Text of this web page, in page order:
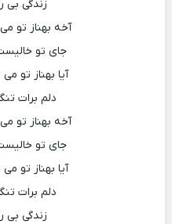
زندگی بی
آخه بهناز تو
جای تو
آیا بهناز تو
دلم برات
آخه بهناز تو
جای تو
آیا بهناز تو
دلم برات
زندگی بی